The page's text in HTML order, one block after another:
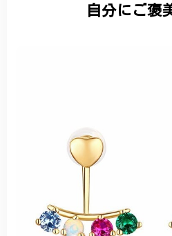
自分にご褒